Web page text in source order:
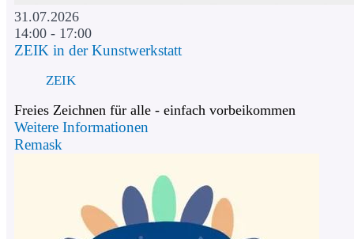
31.07.2026
14:00 - 17:00
ZEIK in der Kunstwerkstatt
ZEIK
Freies Zeichnen für alle - einfach vorbeikommen
Weitere Informationen
Remask